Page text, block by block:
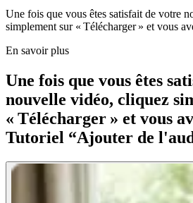
Une fois que vous êtes satisfait de votre
simplement sur « Télécharger » et vous
En savoir plus
Une fois que vous êtes
nouvelle vidéo, cliquez
« Télécharger » et vous
Tutoriel “Ajouter de